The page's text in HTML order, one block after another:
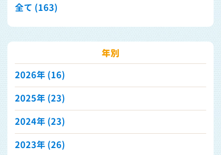
全て (163)
年別
2026年 (16)
2025年 (23)
2024年 (23)
2023年 (26)